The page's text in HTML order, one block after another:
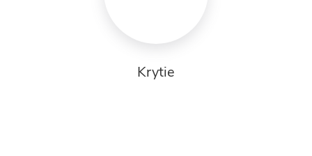
Krytie